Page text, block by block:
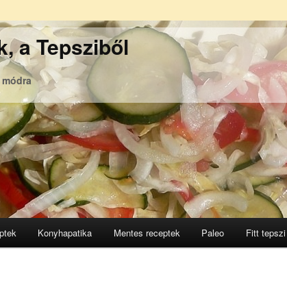
a Tepsziből
Konyhapatika Mentes receptek Paleo Fitt tepszi